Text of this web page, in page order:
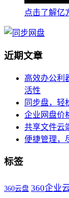
点击了解亿
近期文章
高效办公利
活性
同步盘，轻
企业网盘价
共享文件云
便捷管理，
标签
360云盘 360企业